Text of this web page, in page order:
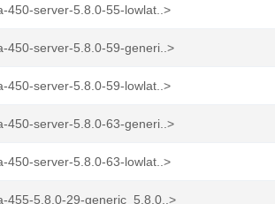
450-server-5.8.0-55-lowlat..>
450-server-5.8.0-59-generi..>
450-server-5.8.0-59-lowlat..>
450-server-5.8.0-63-generi..>
450-server-5.8.0-63-lowlat..>
455-5.8.0-29-generic_5.8.0..>